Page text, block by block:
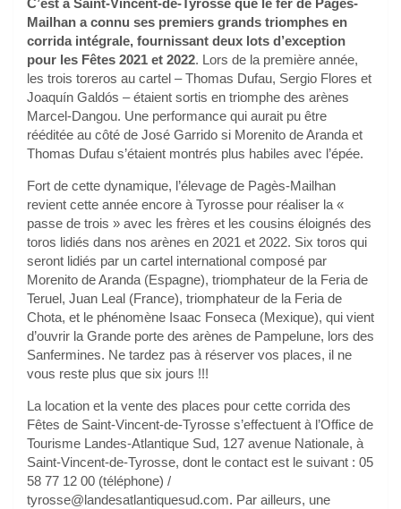
Mailhan a connu ses premiers grands triomphes en
corrida intégrale, fournissant deux lots d’exception
pour les Fêtes 2021 et 2022. Lors de la première année,
les trois toreros au cartel – Thomas Dufau, Sergio Flores et
Joaquín Galdós – étaient sortis en triomphe des arènes
Marcel-Dangou. Une performance qui aurait pu être
rééditée au côté de José Garrido si Morenito de Aranda et
Thomas Dufau s’étaient montrés plus habiles avec l’épée.
Fort de cette dynamique, l’élevage de Pagès-Mailhan
revient cette année encore à Tyrosse pour réaliser la «
passe de trois » avec les frères et les cousins éloignés des
toros lidiés dans nos arènes en 2021 et 2022. Six toros qui
seront lidiés par un cartel international composé par
Morenito de Aranda (Espagne), triomphateur de la Feria de
Teruel, Juan Leal (France), triomphateur de la Feria de
Chota, et le phénomène Isaac Fonseca (Mexique), qui vient
d’ouvrir la Grande porte des arènes de Pampelune, lors des
Sanfermines. Ne tardez pas à réserver vos places, il ne
vous reste plus que six jours !!!
La location et la vente des places pour cette corrida des
Fêtes de Saint-Vincent-de-Tyrosse s’effectuent à l’Office de
Tourisme Landes-Atlantique Sud, 127 avenue Nationale, à
Saint-Vincent-de-Tyrosse, dont le contact est le suivant : 05
58 77 12 00 (téléphone) /
tyrosse@landesatlantiquesud.com. Par ailleurs, une